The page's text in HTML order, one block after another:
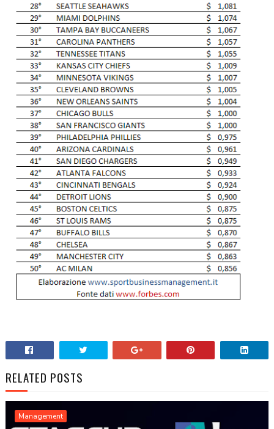
RELATED POSTS
Management